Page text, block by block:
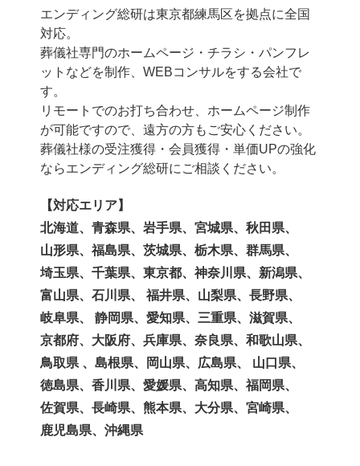
エンディング総研は東京都練馬区を拠点に全国
対応。
葬儀社専門のホームページ・チラシ・パンフレ
ットなどを制作、WEBコンサルをする会社で
す。
リモートでのお打ち合わせ、ホームページ制作
が可能ですので、遠方の方もご安心ください。
葬儀社様の受注獲得・会員獲得・単価UPの強化
ならエンディング総研にご相談ください。
【対応エリア】
北海道、青森県、岩手県、宮城県、秋田県、
山形県、福島県、茨城県、栃木県、群馬県、
埼玉県、千葉県、東京都、神奈川県、新潟県、
富山県、石川県、 福井県、山梨県、長野県、
岐阜県、 静岡県、愛知県、三重県、滋賀県、
京都府、大阪府、兵庫県、奈良県、和歌山県、
鳥取県 、島根県、岡山県、広島県、 山口県、
徳島県、香川県、愛媛県、高知県、福岡県、
佐賀県、長崎県、熊本県、大分県、宮崎県、
鹿児島県、沖縄県